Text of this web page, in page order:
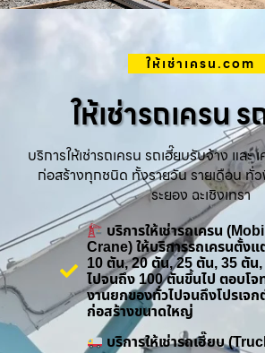
ให้เช่าเครน.com
ให้เช่ารถเครน
บริการให้เช่ารถเครน รถเฮี๊ยบรับจ้าง และ
ก่อสร้างทุกชนิด ทั้งรายวัน รายเดือน ทั่
ระยอง ฉะเชิงเทรา
บริการให้เช่ารถเครน
Crane) ให้บริการรถเครนตั้งแ
10 ตัน, 20 ตัน, 25 ตัน, 35 ตัน
ไปจนถึง 100 ตันขึ้นไป ตอบโ
งานยกของทั่วไปจนถึงโปรเจก
ก่อสร้างขนาดใหญ่
บริการให้เช่ารถเฮี๊ยบ